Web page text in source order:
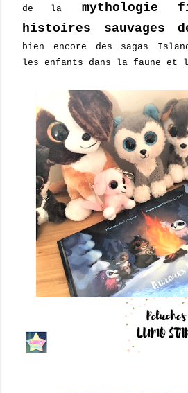
de la
mythologie
histoires sauvages
bien encore des sagas
les enfants dans la faune et